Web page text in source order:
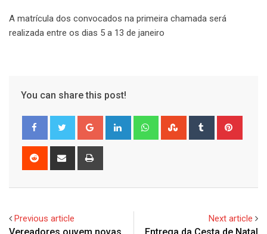
A matrícula dos convocados na primeira chamada será
realizada entre os dias 5 a 13 de janeiro
You can share this post!
Google+ LinkedIn WhatsappStumbleUpon
Tumblr
Reddit
Share
Previous article Next article